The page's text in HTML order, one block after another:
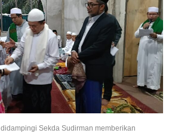
Sekda Sudirman memberikan